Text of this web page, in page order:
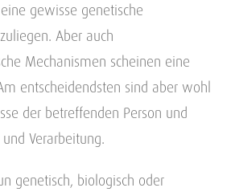
gewisse genetische
Aber auch
Mechanismen scheinen eine
entscheidendsten sind aber wohl
der betreffenden Person und
Verarbeitung.
genetisch, biologisch oder